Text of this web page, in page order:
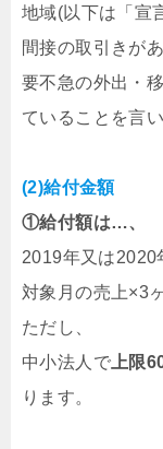
地域(以下は「宣
間接の取引きが
要不急の外出・
ていることを言い
(2)給付金額
①給付額は…、
2019年又は2020
対象月の売上×3
ただし、
中小法人で 上限
ります。